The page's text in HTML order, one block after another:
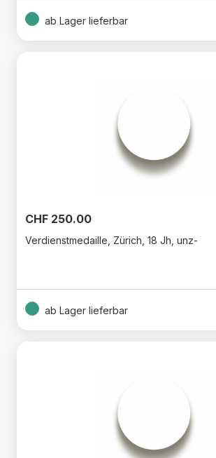
ab Lager lieferbar
CHF 250.00
Verdienstmedaille, Zürich, 18 Jh, unz-
ab Lager lieferbar